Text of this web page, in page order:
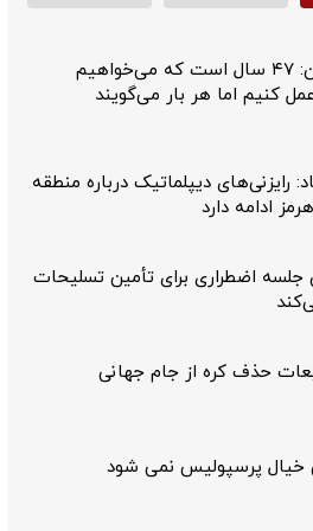
پزشکیان: ۴۷ سال است که می‌خواهیم
کنیم اما هر بار می‌گویند
رایزنی‌های دیپلماتیک درباره منطقه
ادامه دارد
جلسه اضطراری برای تأمین تسلیحات
حذف کره از جام جهانی
خیال پرسپولیس نمی شود